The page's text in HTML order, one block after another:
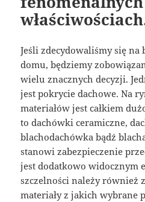
Jeśli zdecydowaliśmy się na
domu, będziemy
wielu znacznych decyzji.
jest pokrycie dachowe. Na
materiałów jest całkiem
to dachówki ceramiczne,
blachodachówka bądź
stanowi zabezpieczenie
jest dodatkowo widocznym
szczelności należy również
materiały z jakich wybrane